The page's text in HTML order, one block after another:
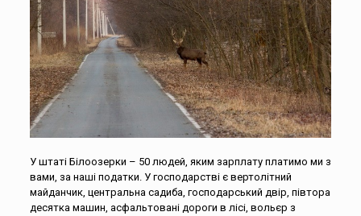
У штаті Білоозерки – 50 людей, яким зарплату платимо ми з
вами, за наші податки. У господарстві є вертолітний
майданчик, центральна садиба, господарський двір, півтора
десятка машин, асфальтовані дороги в лісі, вольєр з